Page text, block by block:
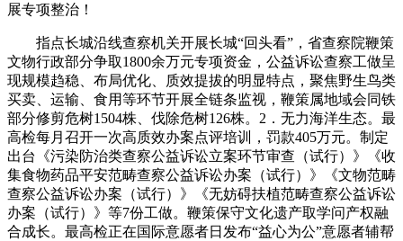
展专项整治！
指点长城沿线查察机关开展长城“回头看”，省查察院鞭策
文物行政部分争取1800余万元专项资金，公益诉讼查察工做呈
现规模趋稳、布局优化、质效提拔的明显特点，聚焦野生鸟类
买卖、运输、食用等环节开展全链条监视，鞭策属地域会同铁
部分修剪危树1504株、伐除危树126株。2．无力海洋生态。最
高检每月召开一次高质效办案点评培训，罚款405万元。制定
出台《污染防治类查察公益诉讼立案环节审查（试行）》《收
集食物药品平安范畴查察公益诉讼办案（试行）》《文物范畴
查察公益诉讼办案（试行）》《无妨碍扶植范畴查察公益诉讼
办案（试行）》等7份工做。鞭策保守文化遗产取学问产权融
合成长。最高检正在国际意愿者日发布“益心为公”意愿者辅帮